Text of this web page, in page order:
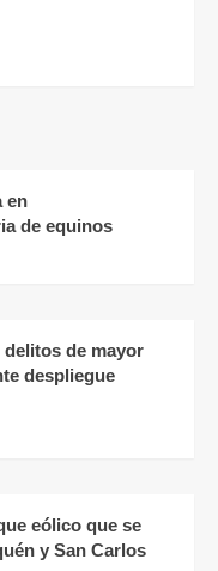
en
de equinos
de mayor
despliegue
eólico que se
y San Carlos